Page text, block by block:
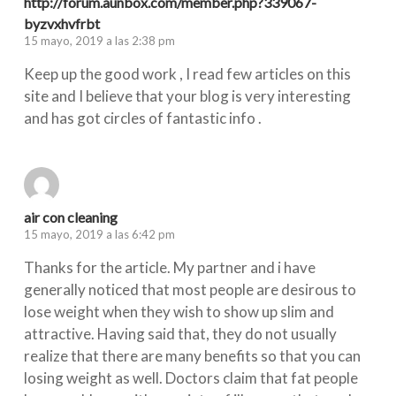
byzvxhvfrbt
15 mayo, 2019 a las 2:38 pm
Keep up the good work , I read few articles on this
site and I believe that your blog is very interesting
and has got circles of fantastic info .
air con cleaning
15 mayo, 2019 a las 6:42 pm
Thanks for the article. My partner and i have
generally noticed that most people are desirous to
lose weight when they wish to show up slim and
attractive. Having said that, they do not usually
realize that there are many benefits so that you can
losing weight as well. Doctors claim that fat people